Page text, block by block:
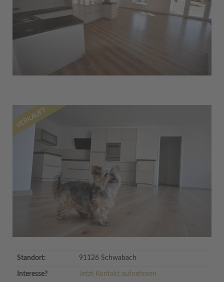
Standort: 91126 Schwabach
Interesse? Jetzt Kontakt aufnehmen